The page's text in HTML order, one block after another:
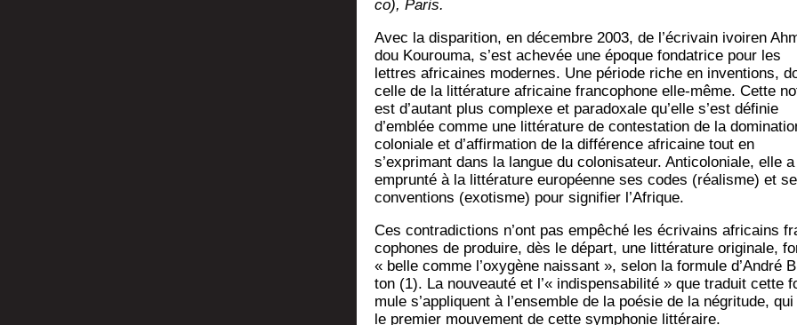
co), Paris.
Avec la dis­pa­ri­tion, en décembre 2003, de l’écrivain ivoi­ren
dou Kou­rou­ma, s’est ache­vée une époque fon­da­trice pour les
lettres afri­caines modernes. Une période riche en inven­tions,
celle de la lit­té­ra­ture afri­caine fran­co­phone elle-même. Cette
est d’autant plus com­plexe et para­doxale qu’elle s’est défi­nie
d’emblée comme une lit­té­ra­ture de contes­ta­tion de la
colo­niale et d’affirmation de la dif­fé­rence afri­caine tout en
s’exprimant dans la langue du colo­ni­sa­teur. Anti­co­lo­niale, elle a
emprun­té à la lit­té­ra­ture euro­péenne ses codes (réa­lisme) et
conven­tions (exo­tisme) pour signi­fier l’Afrique.
Ces contra­dic­tions n’ont pas empê­ché les écri­vains afri­cains
co­phones de pro­duire, dès le départ, une lit­té­ra­ture ori­gi­nale,
« belle comme l’oxygène nais­sant », selon la for­mule d’André
ton (1). La nou­veau­té et l’« indis­pen­sa­bi­li­té » que tra­duit cette
mule s’appliquent à l’ensemble de la poé­sie de la négri­tude,
le pre­mier mou­ve­ment de cette sym­pho­nie littéraire.